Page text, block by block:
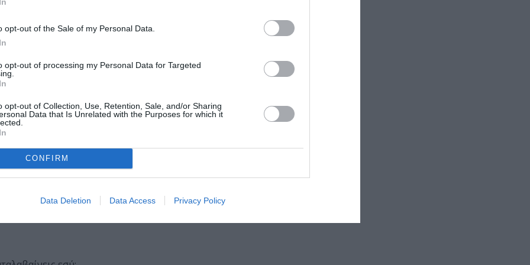
opt-out of the Sale of my Personal Data.
opt-out of processing my Personal Data for Targeted
opt-out of Collection, Use, Retention, Sale, and/or Sharing
Data that Is Unrelated with the Purposes for which it
CONFIRM
Data Deletion Data Access Privacy Policy
είχαν και κάποιες λίγες κοινές επιλογές. Αυτό πυροδοτούσε μια
στην γέννηση τραγουδιών μαζικής απήχησης.
Οι επιλογές ρεπερτορίου είναι πολύ «κλειστές» και σε μεγάλο
σταθμός παίζει μόνο ροκ, ο δείνα μόνο έντεχνα, άλλος μόνο λαϊκά,
οργανικά κομμάτια), άλλος μόνο αγγλόφωνα (αλλά όχι ελληνικά
χάριν οικονομίας του λόγου. Δεν είναι τόσο τετράγωνα τα
(επίσης σχηματικός ο χαρακτηρισμός) κατά 95% δεν παίζουν
μουσικές που θα μπορούσαν περίφημα να εκφράσουν μαζικά την
Γιατί οι παλιοί δίαυλοι έχουν καταστραφεί και δεν έχουν ακόμη
συχνά κάποια πράγματα που με εξοργίζουν: